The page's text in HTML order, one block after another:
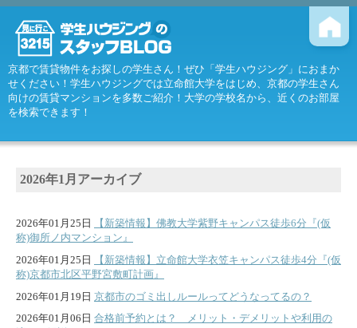
京都で賃貸物件をお探しの学生さん！ぜひ「学生ハウジング」におまか
せください！学生ハウジングでは立命館大学をはじめ、京都の学生さん
向けの賃貸マンションを多数ご紹介！大学の学校名から、近くのお部屋
を検索できます！
2026年1月アーカイブ
2026年01月25日
【新築情報】佛教大学紫野キャンパス徒歩6分『(仮
称)御所ノ内マンション』
2026年01月25日
【新築情報】立命館大学衣笠キャンパス徒歩4分『(仮
称)京都市北区平野宮敷町計画』
2026年01月19日 京都市のゴミ出しルールってどうなってるの？
2026年01月06日 合格前予約とは？ メリット・デメリットや利用の